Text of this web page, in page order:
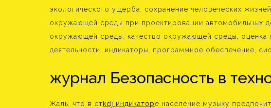
экологического ущерба, сохранение человеческих
окружающей среды при проектировании автомобильных
окружающей среды, качество окружающей среды, оценка
деятельности, индикаторы, программное обеспечение,
журнал Безопасность в
Жаль, что в стkdj индикаторе население музыку